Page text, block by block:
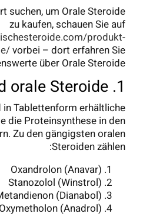
suchen, um Orale Steroide
zu kaufen, schauen Sie auf
produkt-
vorbei – dort erfahren Sie
über Orale Steroide.
1. Was sind orale Steroide?
in Tablettenform erhältliche
die Proteinsynthese in den
Zu den gängigsten oralen
Steroiden zählen:
Oxandrolon (Anavar)
Stanozolol (Winstrol)
(Dianabol)
Oxymetholon (Anadrol)